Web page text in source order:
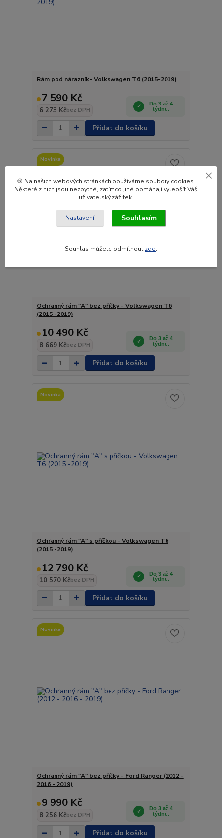
Rám pod nárazník- Volkswagen T6 (2015-2019)
7 590 Kč
6 273 Kčbez DPH
Do 3 až 4
týdnů.
Přidat do košíku
Novinka
Ochranný rám "A" bez příčky - Volkswagen T6
(2015 -2019)
10 490 Kč
8 669 Kčbez DPH
Do 3 až 4
týdnů.
Přidat do košíku
Novinka
Ochranný rám "A" s příčkou - Volkswagen T6
(2015 -2019)
12 790 Kč
10 570 Kčbez DPH
Do 3 až 4
týdnů.
Přidat do košíku
Novinka
Ochranný rám "A" bez příčky - Ford Ranger (2012 -
2016 - 2019)
9 990 Kč
8 256 Kčbez DPH
Do 3 až 4
týdnů.
Přidat do košíku
🍪 Na našich webových stránkách používáme soubory cookies.
Některé z nich jsou nezbytné, zatímco jiné pomáhají vylepšít Váš
uživatelský zážitek.
Nastavení Souhlasím
Souhlas můžete odmítnout zde.